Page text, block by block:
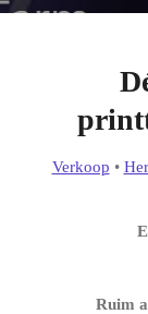
Verkoop •
Ruim